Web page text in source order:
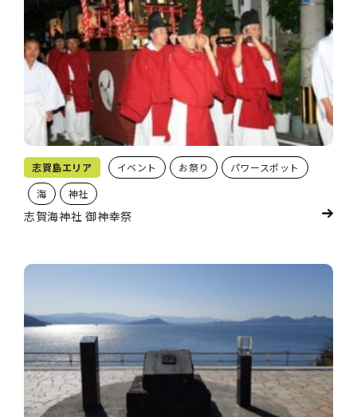
志賀島エリア イベント お祭り
パワースポット
海
神社
志賀海神社 御神幸祭